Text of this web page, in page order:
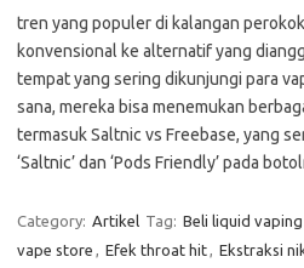
tren yang populer di kalangan
konvensional ke alternatif yang
tempat yang sering dikunjungi para
sana, mereka bisa menemukan
termasuk Saltnic vs Freebase, yang
‘Saltnic’ dan ‘Pods Friendly’ pada
Category: Artikel Tag: Beli liquid
vape store , Efek throat hit, Ekstraksi